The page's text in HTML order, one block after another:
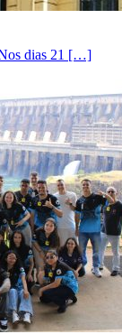
dias 21 […]